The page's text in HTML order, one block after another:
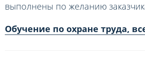
выполнены по желанию
Обучение по охране труда,